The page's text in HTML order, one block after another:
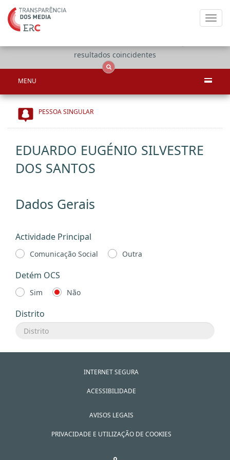
resultados coincidentes
MENU
PESSOA SINGULAR
EDUARDO EUGÉNIO SILVESTRE
DOS SANTOS
Dados Gerais
Actividade Principal
Comunicação Social Outra
Detém OCS
Sim Não
Distrito
INTERNET SEGURA
ACESSIBILIDADE
AVISOS LEGAIS
PRIVACIDADE E UTILIZAÇÃO DE COOKIES